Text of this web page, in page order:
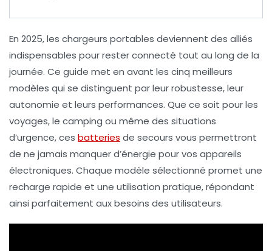
En 2025, les chargeurs portables deviennent des alliés
indispensables pour rester connecté tout au long de la
journée. Ce guide met en avant les cinq meilleurs
modèles qui se distinguent par leurrobustesse, leur
autonomie et leurs performances. Que ce soit pour les
voyages, le camping ou même des situations
d’urgence, ces batteries de secours vous permettront
de ne jamais manquer d’énergie pour vos appareils
électroniques. Chaque modèle sélectionné promet une
recharge rapide et une utilisation pratique, répondant
ainsi parfaitement aux besoins des utilisateurs.